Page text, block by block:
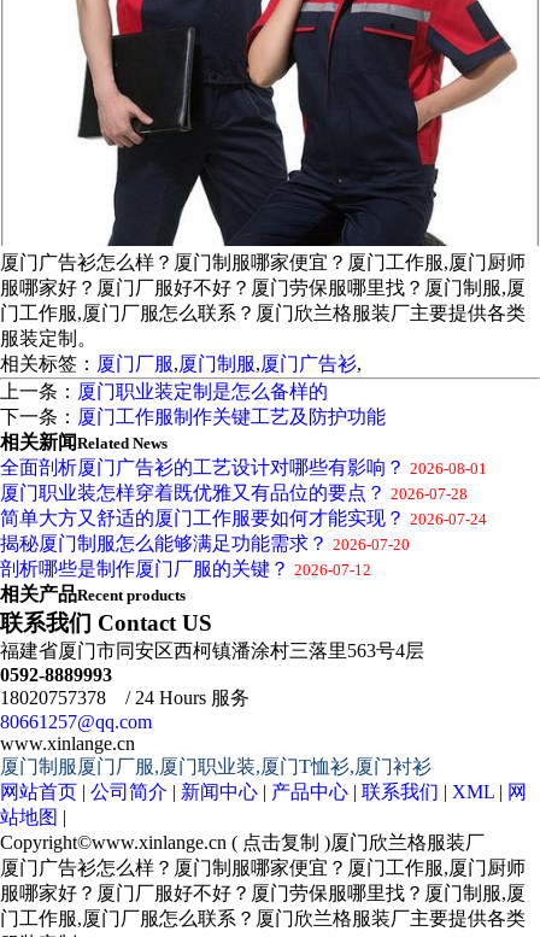
厦门广告衫怎么样？厦门制服哪家便宜？厦门工作服,厦门厨师
服哪家好？厦门厂服好不好？厦门劳保服哪里找？厦门制服,厦
门工作服,厦门厂服怎么联系？厦门欣兰格服装厂主要提供各类
服装定制。
相关标签： 厦门厂服,厦门制服,厦门广告衫,
上一条： 厦门职业装定制是怎么备样的
下一条： 厦门工作服制作关键工艺及防护功能
相关新闻Related News
全面剖析厦门广告衫的工艺设计对哪些有影响？ 2026-08-01
厦门职业装怎样穿着既优雅又有品位的要点？ 2026-07-28
简单大方又舒适的厦门工作服要如何才能实现？ 2026-07-24
揭秘厦门制服怎么能够满足功能需求？ 2026-07-20
剖析哪些是制作厦门厂服的关键？ 2026-07-12
相关产品Recent products
联系我们 Contact US
福建省厦门市同安区西柯镇潘涂村三落里563号4层
0592-8889993
18020757378 / 24 Hours 服务
80661257@qq.com
www.xinlange.cn
厦门制服厦门厂服,厦门职业装,厦门T恤衫,厦门衬衫
网站首页 | 公司简介 | 新闻中心 | 产品中心 | 联系我们 | XML | 网
站地图 |
Copyright©www.xinlange.cn ( 点击复制 )厦门欣兰格服装厂
厦门广告衫怎么样？厦门制服哪家便宜？厦门工作服,厦门厨师
服哪家好？厦门厂服好不好？厦门劳保服哪里找？厦门制服,厦
门工作服,厦门厂服怎么联系？厦门欣兰格服装厂主要提供各类